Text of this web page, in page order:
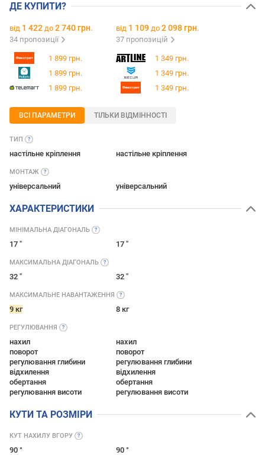
ДЕ КУПИТИ?
від 1 422 до 2 740 грн.
34 пропозиції
від 1 109 до 2 098 грн.
37 пропозицій
1 899 грн.
1 899 грн.
1 899 грн.
1 349 грн.
1 349 грн.
1 349 грн.
ВСІ ПАРАМЕТРИ ТІЛЬКИ ВІДМІННОСТІ
ТИП
настільне кріплення настільне кріплення
МОНТАЖ
універсальний універсальний
ХАРАКТЕРИСТИКИ
МІНІМАЛЬНА ДІАГОНАЛЬ
17 " 17 "
МАКСИМАЛЬНА ДІАГОНАЛЬ
32 " 32 "
МАКСИМАЛЬНЕ НАВАНТАЖЕННЯ
9 кг 8 кг
РЕГУЛЮВАННЯ
нахил
поворот
регулювання глибини
відхилення
обертання
регулювання висоти
нахил
поворот
регулювання глибини
відхилення
обертання
регулювання висоти
КУТИ ТА РОЗМІРИ
КУТ НАХИЛУ ВГОРУ
90 ° 90 °